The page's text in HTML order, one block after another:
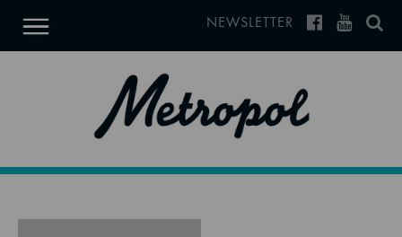
NEWSLETTER